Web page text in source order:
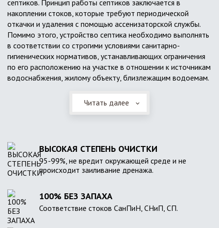
септиков. Принцип работы септиков заключается в
накоплении стоков, которые требуют периодической
откачки и удаления с помощью ассенизаторской службы.
Помимо этого, устройство септика необходимо выполнять
в соответствии со строгими условиями санитарно-
гигиенических нормативов, устанавливающих ограничения
по его расположению на участке в отношении к источникам
водоснабжения, жилому объекту, близлежащим водоемам.
Читать далее
ВЫСОКАЯ СТЕПЕНЬ ОЧИСТКИ
95-99%, не вредит окружающей среде и не
происходит заиливание дренажа.
100% БЕЗ ЗАПАХА
Соответствие стоков СанПиН, СНиП, СП.